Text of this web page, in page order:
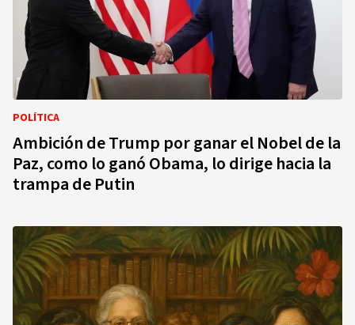
POLÍTICA
Ambición de Trump por ganar el Nobel de la
Paz, como lo ganó Obama, lo dirige hacia la
trampa de Putin